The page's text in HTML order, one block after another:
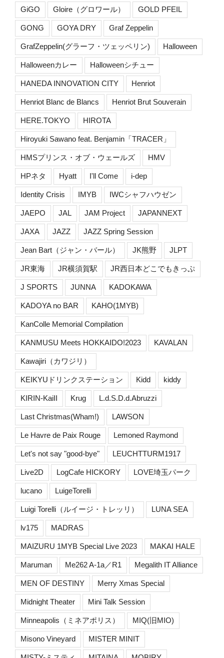
GiGO Gloire（グロワール） GOLD PFEIL
GONG GOYA DRY Graf Zeppelin
GrafZeppelin(グラーフ・ツェッペリン) Halloween
Halloweenカレー Halloweenシチュー
HANEDA INNOVATION CITY Henriot
Henriot Blanc de Blancs Henriot Brut Souverain
HERE.TOKYO HIROTA
Hiroyuki Sawano feat. Benjamin「TRACER」
HMSプリンス・オブ・ウェールズ HMV
HPネタ Hyatt I'll Come i-dep
Identity Crisis IMYB IWCシャフハウゼン
JAEPO JAL JAM Project JAPANNEXT
JAXA JAZZ JAZZ Spring Session
Jean Bart（ジャン・バール） JK熊野 JLPT
JR東海 JR横須賀駅 JR西日本どこでもきっぷ
J SPORTS JUNNA KADOKAWA
KADOYA no BAR KAHO(1MYB)
KanColle Memorial Compilation
KANMUSU Meets HOKKAIDO!2023 KAVALAN
Kawajiri（カワジリ）
KEIKYUドリンクステーション Kidd kiddy
KIRIN-KaiII Krug L.d.S.D.d.Abruzzi
Last Christmas(Wham!) LAWSON
Le Havre de Paix Rouge Lemoned Raymond
Let's not say "good-bye" LEUCHTTURM1917
Live2D LogCafe HICKORY LOVE埼玉パーク
lucano LuigeTorelli
Luigi Torelli（ルイージ・トレッリ） LUNA SEA
lv175 MADRAS
MAIZURU 1MYB Special Live 2023 MAKAI HALE
Maruman Me262 A-1a／R1 Megalith IT Alliance
MEN OF DESTINY Merry Xmas Special
Midnight Theater Mini Talk Session
Minneapolis（ミネアポリス） MIQ(旧MIO)
Misono Vineyard MISTER MINIT